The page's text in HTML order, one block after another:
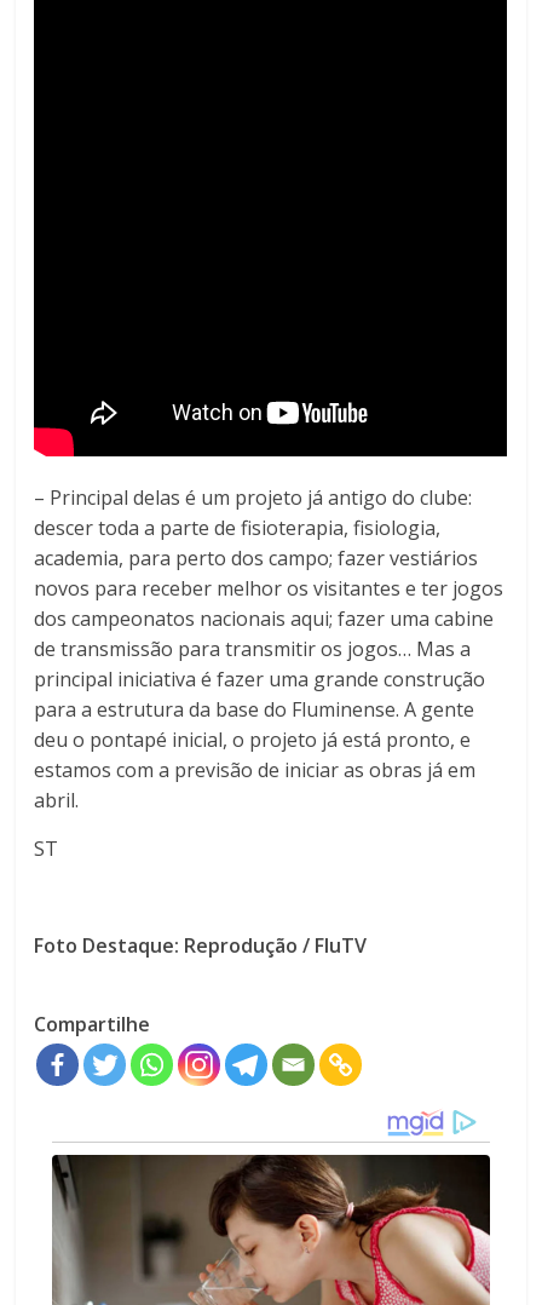
– Principal delas é um projeto já antigo do clube:
descer toda a parte de fisioterapia, fisiologia,
academia, para perto dos campo; fazer vestiários
novos para receber melhor os visitantes e ter jogos
dos campeonatos nacionais aqui; fazer uma cabine
de transmissão para transmitir os jogos… Mas a
principal iniciativa é fazer uma grande construção
para a estrutura da base do Fluminense. A gente
deu o pontapé inicial, o projeto já está pronto, e
estamos com a previsão de iniciar as obras já em
abril.
ST
Foto Destaque: Reprodução / FluTV
Compartilhe